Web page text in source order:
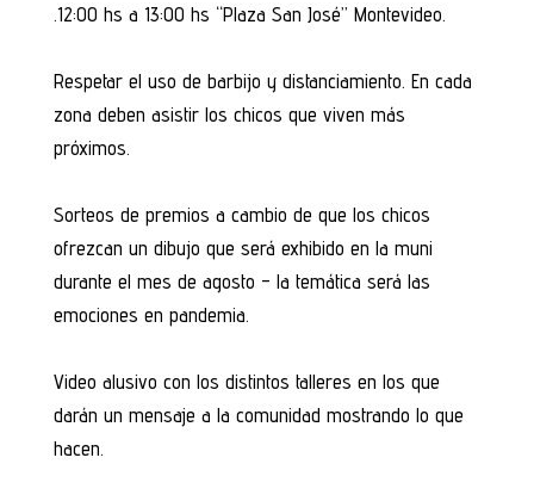
.12:00 hs a 13:00 hs “Plaza San José” Montevideo.
Respetar el uso de barbijo y distanciamiento. En cada
zona deben asistir los chicos que viven más
próximos.
Sorteos de premios a cambio de que los chicos
ofrezcan un dibujo que será exhibido en la muni
durante el mes de agosto – la temática será las
emociones en pandemia.
Video alusivo con los distintos talleres en los que
darán un mensaje a la comunidad mostrando lo que
hacen.